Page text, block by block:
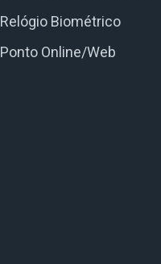
Relógio Biométrico
Ponto Online/Web